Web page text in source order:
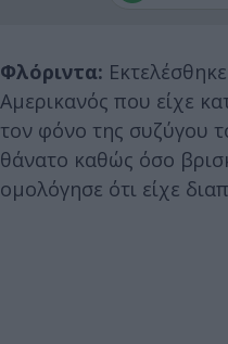
Φλόριντα:
Αμερικανός που είχε
τον φόνο της συζύγου
θάνατο καθώς όσο
ομολόγησε ότι είχε